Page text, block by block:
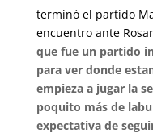
terminó el partido
encuentro ante
que fue un partido
para ver donde
empieza a jugar la
poquito más de
expectativa de